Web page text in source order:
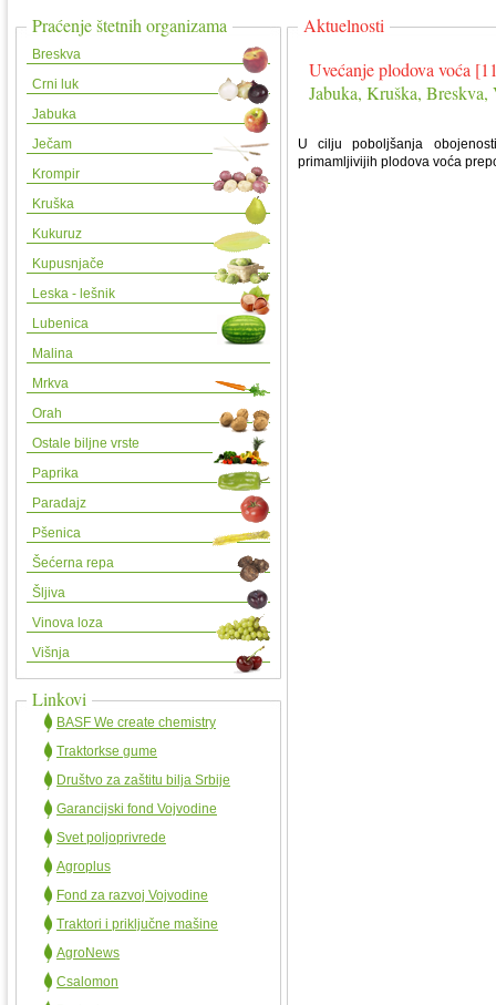
Praćenje štetnih organizama
Breskva
Crni luk
Jabuka
Ječam
Krompir
Kruška
Kukuruz
Kupusnjače
Leska - lešnik
Lubenica
Malina
Mrkva
Orah
Ostale biljne vrste
Paprika
Paradajz
Pšenica
Šećerna repa
Šljiva
Vinova loza
Višnja
Linkovi
BASF We create chemistry
Traktorkse gume
Društvo za zaštitu bilja Srbije
Garancijski fond Vojvodine
Svet poljoprivrede
Agroplus
Fond za razvoj Vojvodine
Traktori i priključne mašine
AgroNews
Csalomon
Aktuelnosti
Uvećanje plodova voća
Jabuka, Kruška,
U cilju poboljšanja
primamljivijih plodova voća